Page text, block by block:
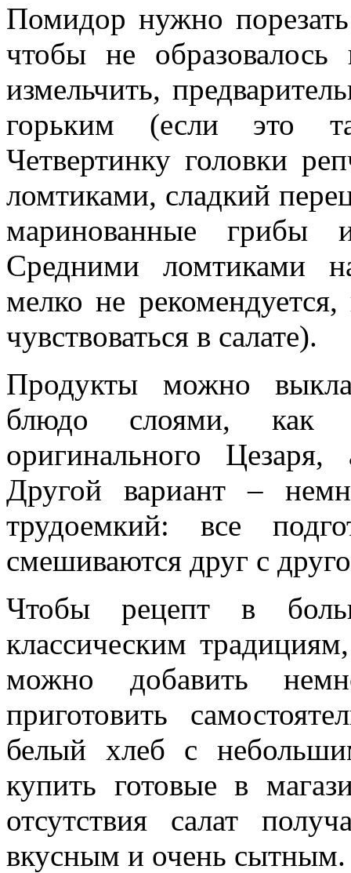
Помидор нужно
чтобы не
измельчить,
горьким (если это
Четвертинку головки
ломтиками, сладкий
маринованные грибы
Средними ломтиками
мелко не
чувствоваться в салате).
Продукты можно
блюдо слоями, как в
оригинального
Другой вариант –
трудоемкий: все
смешиваются друг с
Чтобы рецепт в
классическим
можно добавить
приготовить
белый хлеб с
купить готовые в
отсутствия салат
вкусным и очень сытным.